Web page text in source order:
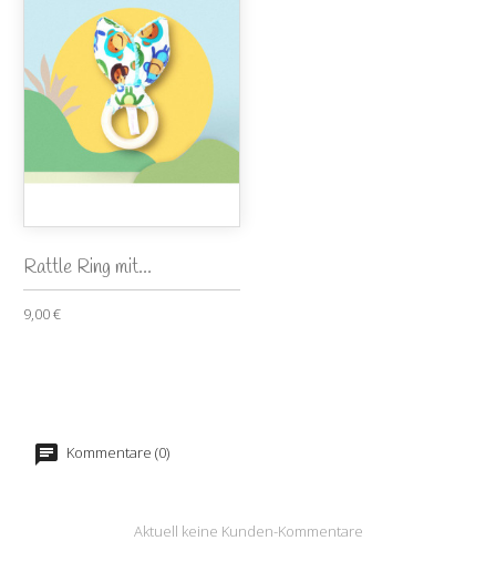
Rattle Ring mit...
9,00 €
Kommentare (0)
Aktuell keine Kunden-Kommentare